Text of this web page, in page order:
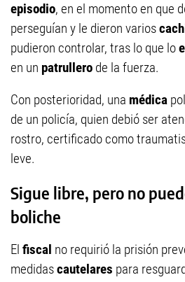
episodio, en el momento en que
perseguían y le dieron varios
pudieron controlar, tras lo que lo
en un patrullero de la fuerza.
Con posterioridad, una médica
de un policía, quien debió ser
rostro, certificado como
leve.
Sigue libre, pero no
boliche
El fiscal no requirió la prisión
medidascautelares para